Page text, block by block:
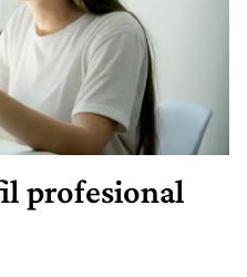
profesional